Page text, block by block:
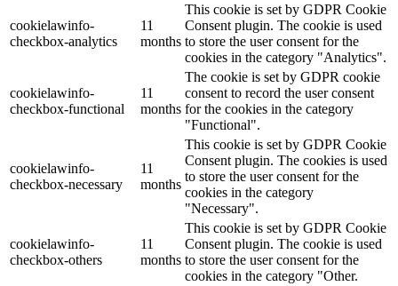
cookielawinfo-
checkbox-analytics
11
months
This cookie is set by GDPR Cookie
Consent plugin. The cookie is used
to store the user consent for the
cookies in the category "Analytics".
cookielawinfo-
checkbox-functional
11
months
The cookie is set by GDPR cookie
consent to record the user consent
for the cookies in the category
"Functional".
cookielawinfo-
checkbox-necessary
11
months
This cookie is set by GDPR Cookie
Consent plugin. The cookies is used
to store the user consent for the
cookies in the category
"Necessary".
cookielawinfo-
checkbox-others
11
months
This cookie is set by GDPR Cookie
Consent plugin. The cookie is used
to store the user consent for the
cookies in the category "Other.